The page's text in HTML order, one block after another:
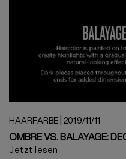
HAARFARBE| 2019/11/11
OMBRE VS. BALAYAGE:
Jetzt lesen